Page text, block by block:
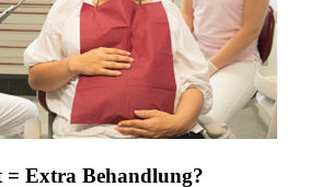
= Extra Behandlung?